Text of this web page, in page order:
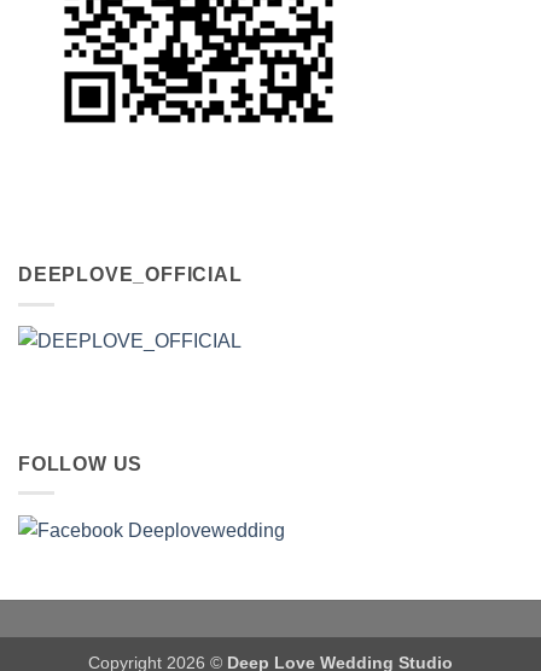
DEEPLOVE_OFFICIAL
FOLLOW US
Copyright 2026 © Deep Love Wedding Studio